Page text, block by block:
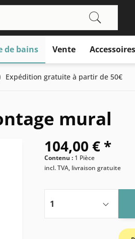
de bains Vente
Expédition gratuite à partir de 50€
mural
104,00 € *
Contenu : 1 Pièce
incl. TVA, livraison gratuite